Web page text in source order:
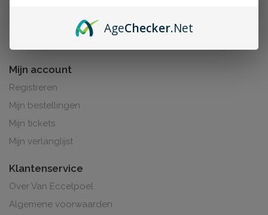
Mijn account
Registreren
Mijn bestellingen
Mijn tickets
Mijn verlanglijst
Klantenservice
Over Van Eccelpoel
Algemene voorwaarden
AgeChecker.Net